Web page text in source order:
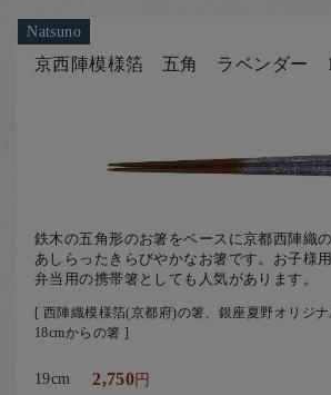
Natsuno
京西陣模様箔 五角 ラベンダー
鉄木の五角形のお箸をベースに京都西陣織
あしらったきらびやかなお箸です。お子様
弁当用の携帯箸としても人気があります。
[ 西陣織模様箔(京都府)の箸、銀座夏野オリジナ
18cmからの箸 ]
19cm 2,750円